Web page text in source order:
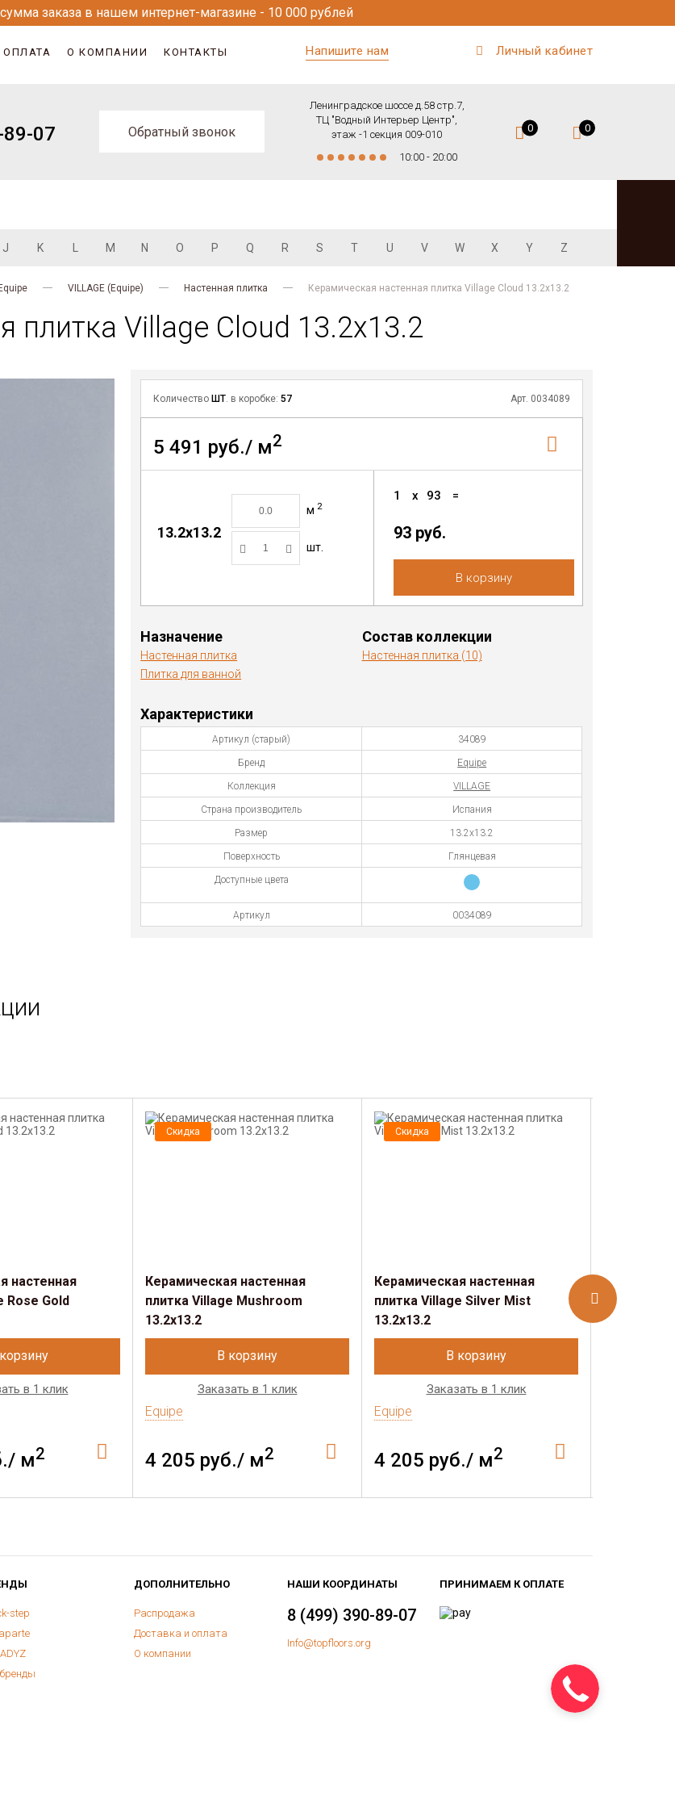
заказа в нашем интернет-магазине - 10 000 рублей
ОПЛАТА О КОМПАНИИ КОНТАКТЫ Напишите нам Личный кабинет
07 Обратный звонок
Ленинградское шоссе д.58 стр.7,
ТЦ "Водный Интерьер Центр",
этаж -1 секция 009-010
10:00 - 20:00
0 0
J K M N O P Q R S T U V W X Y Z
Equipe VILLAGE (Equipe) Настенная плитка Керамическая настенная плитка Village Cloud 13.2х13.2
плитка Village Cloud 13.2х13.2
Количество ШТ. в коробке:57 Арт. 0034089
5 491 руб./ м2
13.2x13.2
м 2
шт.
1 x 93 =
93 руб.
В корзину
Назначение
Настенная плитка
Плитка для ванной
Состав коллекции
Настенная плитка (10)
Характеристики
Артикул (старый) 34089
Бренд Equipe
Коллекция VILLAGE
Страна производитель Испания
Размер 13.2x13.2
Поверхность Глянцевая
Доступные цвета
Артикул 0034089
настенная
Rose Gold
в 1 клик
м2
Скидка
Керамическая настенная
плитка Village Mushroom
13.2х13.2
В корзину
Заказать в 1 клик
Equipe
4 205 руб./ м2
Скидка
Керамическая настенная
плитка Village Silver Mist
13.2х13.2
В корзину
Заказать в 1 клик
Equipe
4 205 руб./ м2
плитка
step
ДОПОЛНИТЕЛЬНО
Распродажа
Доставка и оплата
О компании
НАШИ КООРДИНАТЫ
8 (499) 390-89-07
Info@topfloors.org
ПРИНИМАЕМ К ОПЛАТЕ